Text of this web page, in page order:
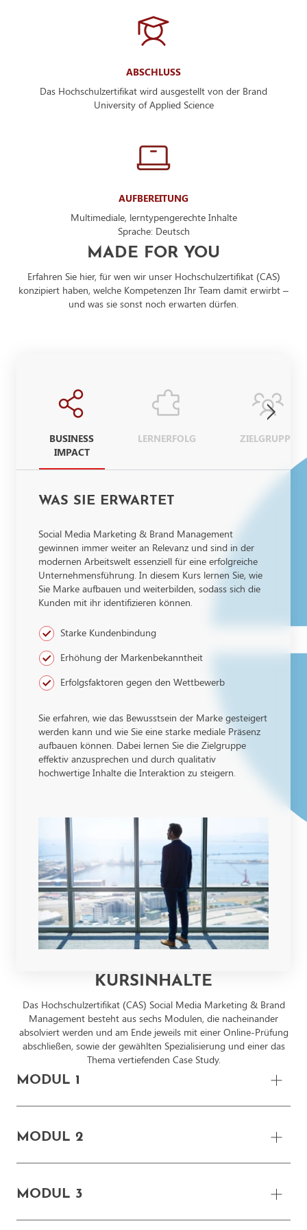
ABSCHLUSS
Das Hochschulzertifikat wird ausgestellt von der Brand
University of Applied Science
AUFBEREITUNG
Multimediale, lerntypengerechte Inhalte
Sprache: Deutsch
MADE FOR YOU
Erfahren Sie hier, für wen wir unser Hochschulzertifikat (CAS)
konzipiert haben, welche Kompetenzen Ihr Team damit erwirbt –
und was sie sonst noch erwarten dürfen.
BUSINESS
IMPACT
LERNERFOLG ZIELGRUPPE
WAS SIE ERWARTET
Social Media Marketing & Brand Management
gewinnen immer weiter an Relevanz und sind in der
modernen Arbeitswelt essenziell für eine erfolgreiche
Unternehmensführung. In diesem Kurs lernen Sie, wie
Sie Marke aufbauen und weiterbilden, sodass sich die
Kunden mit ihr identifizieren können.
Starke Kundenbindung
Erhöhung der Markenbekanntheit
Erfolgsfaktoren gegen den Wettbewerb
Sie erfahren, wie das Bewusstsein der Marke gesteigert
werden kann und wie Sie eine starke mediale Präsenz
aufbauen können. Dabei lernen Sie die Zielgruppe
effektiv anzusprechen und durch qualitativ
hochwertige Inhalte die Interaktion zu steigern.
KURSINHALTE
Das Hochschulzertifikat (CAS) Social Media Marketing & Brand
Management besteht aus sechs Modulen, die nacheinander
absolviert werden und am Ende jeweils mit einer Online-Prüfung
abschließen, sowie der gewählten Spezialisierung und einer das
Thema vertiefenden Case Study.
MODUL 1
ONLINE MARKETING BASICS
Bedeutung von Marketing im digitalen Zeitalter
Werbung auf digitalen Kanälen
MODUL 2
MEDIENPSYCHOLOGIE, WERBEPSYCHOLOGIE
MODUL 3